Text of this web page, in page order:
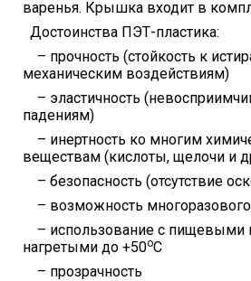
варенья. Крышка входит в
Достоинства ПЭТ-пластика:
– прочность (стойкость к
механическим воздействиям)
– эластичность
падениям)
– инертность ко многим
веществам (кислоты, щелочи и
– безопасность (отсутствие
– возможность
– использование с пищевыми
нагретыми до +50оC
– прозрачность